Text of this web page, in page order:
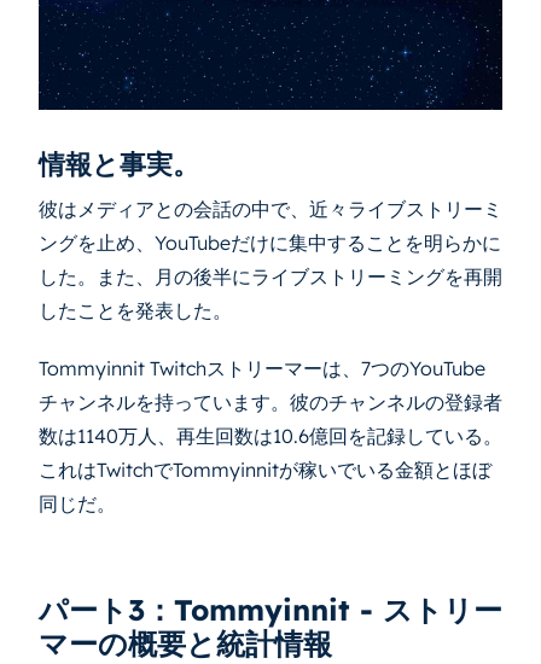
情報と事実。
彼はメディアとの会話の中で、近々ライブストリーミ
ングを止め、YouTubeだけに集中することを明らかに
した。また、月の後半にライブストリーミングを再開
したことを発表した。
Tommyinnit Twitchストリーマーは、7つのYouTube
チャンネルを持っています。彼のチャンネルの登録者
数は1140万人、再生回数は10.6億回を記録している。
これはTwitchでTommyinnitが稼いでいる金額とほぼ
同じだ。
パート3：Tommyinnit - ストリー
マーの概要と統計情報